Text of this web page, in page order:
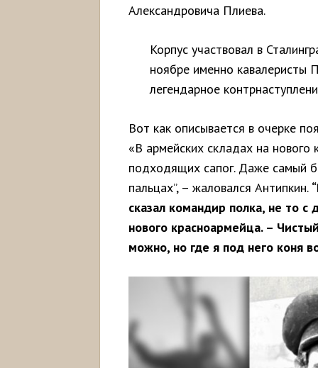
Александровича Плиева.
Корпус участвовал в
ноябре именно кавалеристы
легендарное
Вот как описывается в очерке
«В армейских складах на
подходящих сапог. Даже самый
пальцах”, – жаловался Антипкин.
сказал командир полка, не то
нового красноармейца. –
можно, но где я под него коня